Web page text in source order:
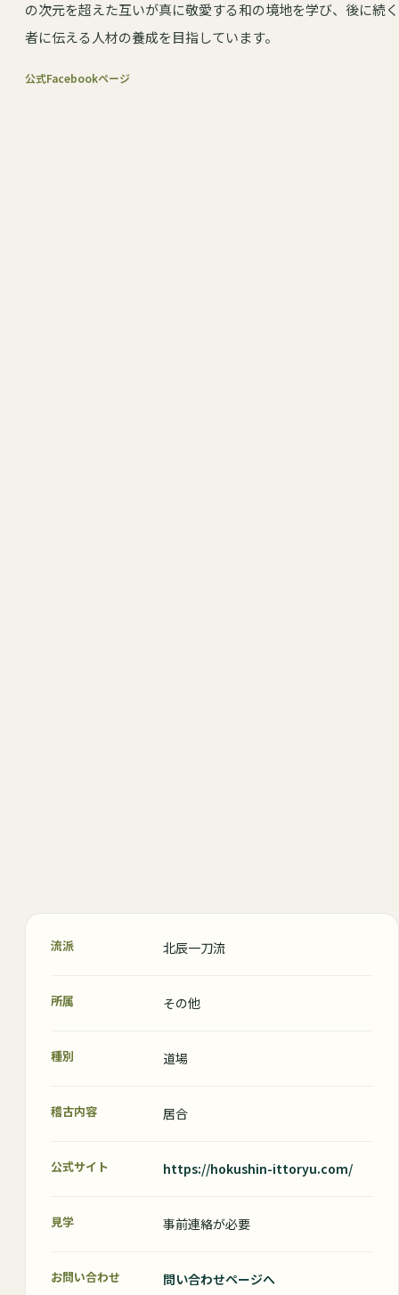
の次元を超えた互いが真に敬愛する和の境地を学び、後に続く
者に伝える人材の養成を目指しています。
公式Facebookページ
流派 北辰一刀流
所属 その他
種別 道場
稽古内容 居合
公式サイト https://hokushin-ittoryu.com/
見学 事前連絡が必要
お問い合わせ 問い合わせページへ